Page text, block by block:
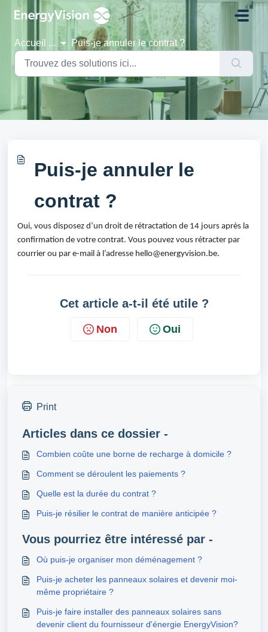
Passer au contenu principal
Accueil ... Puis-je annuler le contrat ?
Puis-je annuler le
contrat ?
Oui, vous disposez d’un droit de rétractation de 14 jours après la
confirmation de votre contrat. Vous pouvez vous rétracter par
courrier ou par e-mail à l’adresse hello@energyvision.be.
Cet article a-t-il été utile ?
Non Oui
Print
Articles dans ce dossier -
Combien coûte une borne de recharge à domicile ?
Comment se déroulent les paiements ?
Quelle est la durée du contrat ?
Puis-je résilier le contrat de manière anticipée ?
Vous pourriez être intéressé par -
Où puis-je organiser mon déménagement ?
Puis-je acheter les panneaux solaires et devenir moi-
même propriétaire ?
Puis-je faire installer des panneaux solaires sans
devenir client du fournisseur d'énergie EnergyVision?